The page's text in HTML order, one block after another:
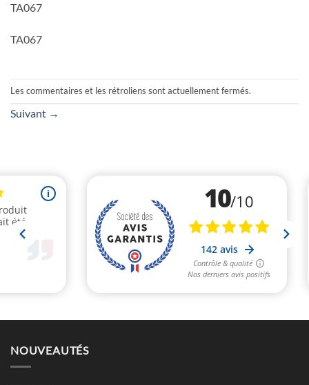
TA067
TA067
Les commentaires et les rétroliens sont actuellement fermés.
Suivant →
NOUVEAUTÉS